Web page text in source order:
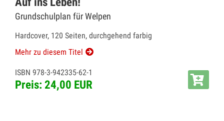
Grundschulplan für Welpen
Hardcover, 120 Seiten, durchgehend farbig
Mehr zu diesem Titel
ISBN 978-3-942335-62-1
Preis: 24,00 EUR